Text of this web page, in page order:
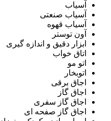
آسیاب
آسیاب صنعتی
آسیاب قهوه
آون توستر
ابزار دقیق و اندازه گیری
اتاق خواب
اتو مو
اتوبخار
اجاق برقی
اجاق گاز
اجاق گاز سفری
اجاق گاز صفحه ای